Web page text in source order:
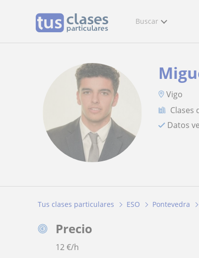
Buscar
Vigo
Clases
Datos
Tus clases particulares ESO Pontevedra
Precio
12€/h